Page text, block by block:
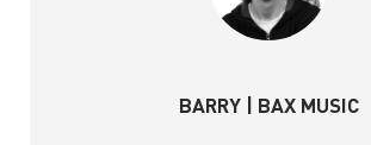
BARRY | BAX MUSIC